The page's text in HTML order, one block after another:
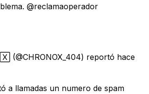
@reclamaoperador
(@CHRONOX_404) reportó hace
a llamadas un numero de spam